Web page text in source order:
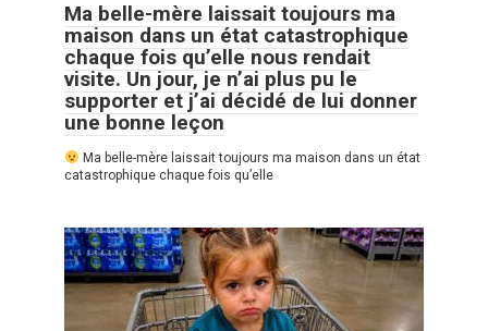
Ma belle-mère laissait toujours ma
maison dans un état catastrophique
chaque fois qu’elle nous rendait
visite. Un jour, je n’ai plus pu le
supporter et j’ai décidé de lui donner
une bonne leçon
Ma belle-mère laissait toujours ma maison dans un état
catastrophique chaque fois qu’elle